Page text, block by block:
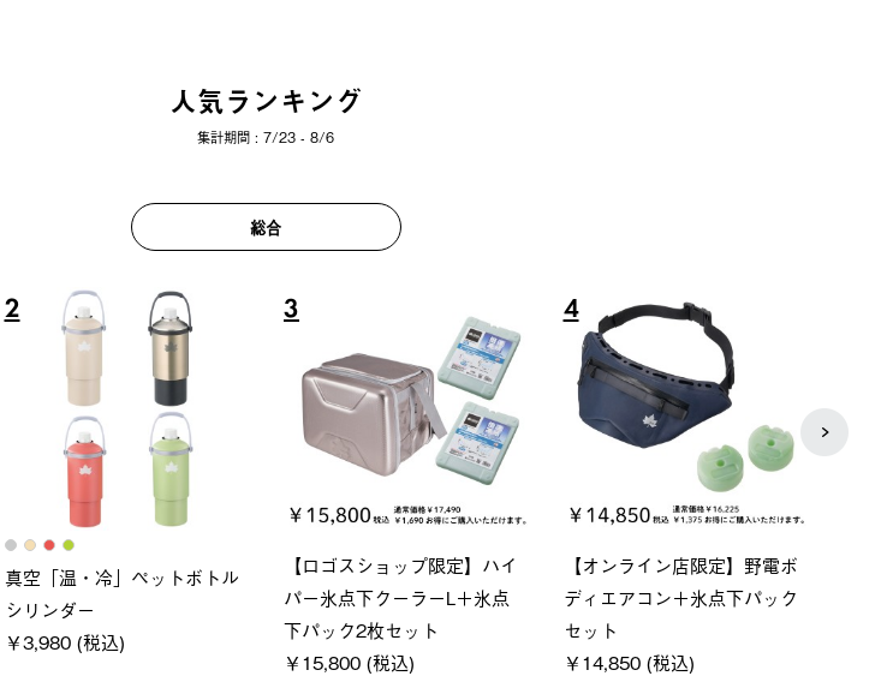
人気ランキング
集計期間 : 7/23 - 8/6
総合
2
真空「温・冷」ペットボトル
シリンダー
￥3,980 (税込)
3
【ロゴスショップ限定】ハイ
パー氷点下クーラーL＋氷点
下パック2枚セット
￥15,800 (税込)
4
【オンライン店限定】野電ボ
ディエアコン＋氷点下パック
セット
￥14,850 (税込)